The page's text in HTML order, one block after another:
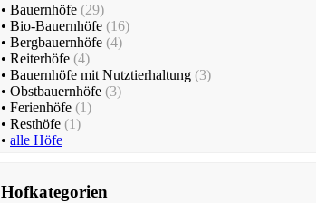
• Bauernhöfe (29)
• Bio-Bauernhöfe (16)
• Bergbauernhöfe (4)
• Reiterhöfe (4)
• Bauernhöfe mit Nutztierhaltung (3)
• Obstbauernhöfe (3)
• Ferienhöfe (1)
• Resthöfe (1)
• alle Höfe
Hofkategorien